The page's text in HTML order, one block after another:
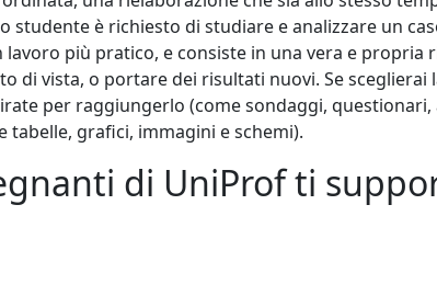
studente è richiesto di studiare e analizzare un
più pratico, e consiste in una vera e
di vista, o portare dei risultati nuovi. Se
per raggiungerlo (come sondaggi,
grafici, immagini e schemi).
di UniProf ti